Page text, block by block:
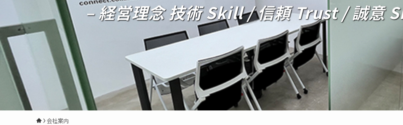
– 経営理念 技術 Skill / 信頼 Trust / 誠意
会社案内